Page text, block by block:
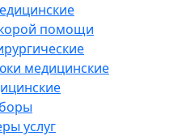
помощи
медицинские
услуг